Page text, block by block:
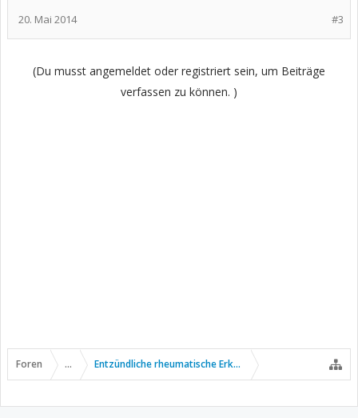
#3
20. Mai 2014
(Du musst angemeldet oder registriert sein, um Beiträge
verfassen zu können. )
Foren ... Entzündliche rheumatische Erkrankungen